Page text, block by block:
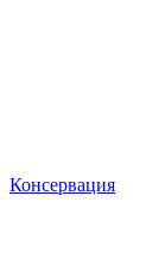
Консервация